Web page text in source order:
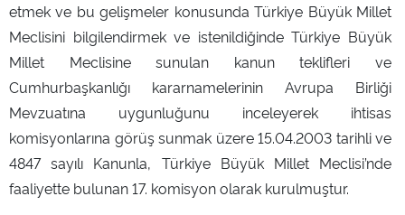
etmek ve bu gelişmeler konusunda Türkiye Büyük Millet
Meclisini bilgilendirmek ve istenildiğinde Türkiye Büyük
Millet Meclisine sunulan kanun teklifleri ve
Cumhurbaşkanlığı kararnamelerinin Avrupa Birliği
Mevzuatına uygunluğunu inceleyerek ihtisas
komisyonlarına görüş sunmak üzere 15.04.2003 tarihli ve
4847 sayılı Kanunla, Türkiye Büyük Millet Meclisi’nde
faaliyette bulunan 17. komisyon olarak kurulmuştur.